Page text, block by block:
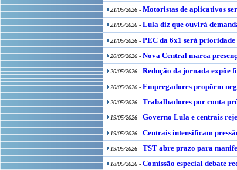
21/05/2026 - Motoristas de aplicativos
21/05/2026 - Lula diz que ouvirá
21/05/2026 - PEC da 6x1 será
20/05/2026 - Nova Central marca
20/05/2026 - Redução da jornada expõe
20/05/2026 - Empregadores propõem
20/05/2026 - Trabalhadores por conta
19/05/2026 - Governo Lula e centrais
19/05/2026 - Centrais intensificam
19/05/2026 - TST abre prazo para
18/05/2026 - Comissão especial debate